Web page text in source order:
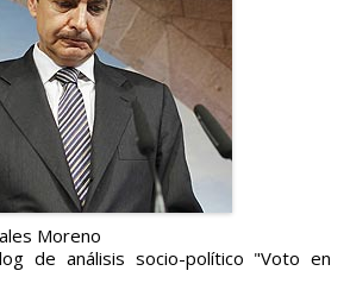
Moreno
de análisis socio-político "Voto en